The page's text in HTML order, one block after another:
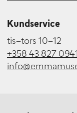
Kundservice
tis–tors 10–12
+358 43 827 0941